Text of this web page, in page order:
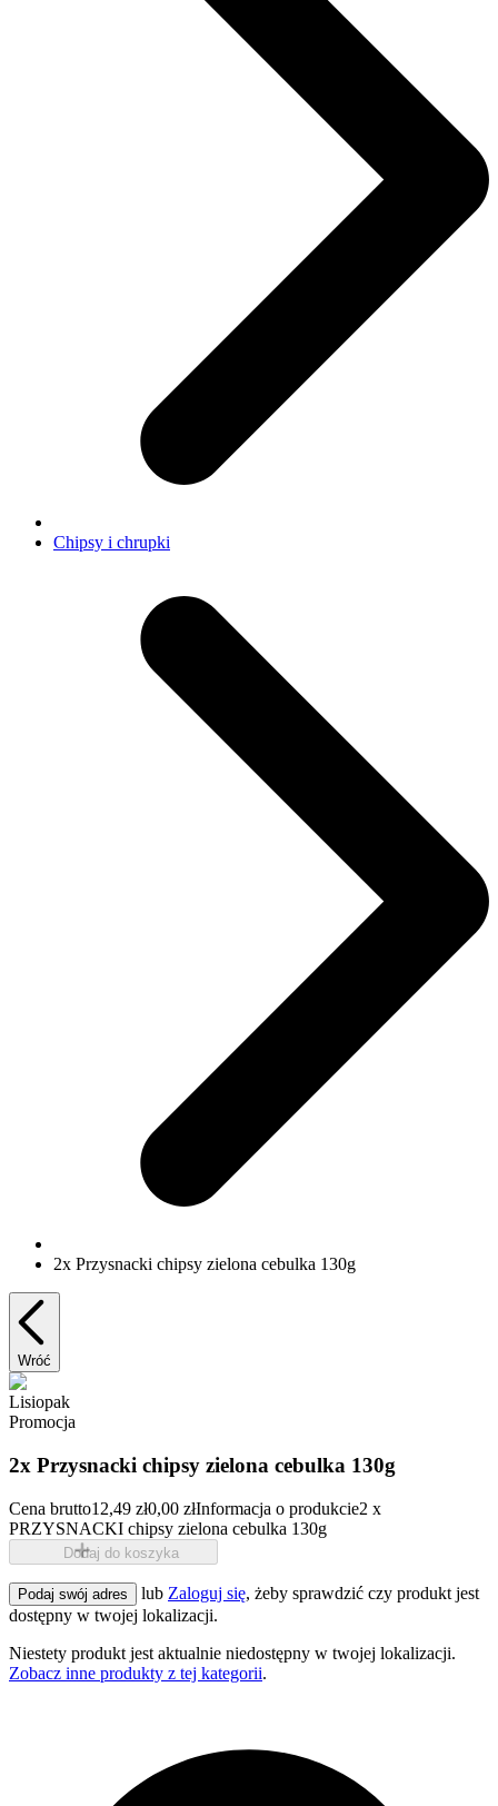
Chipsy i chrupki
2x Przysnacki chipsy zielona cebulka 130g
Wróć
Lisiopak
Promocja
2x Przysnacki chipsy zielona cebulka 130g
Cena brutto12,49 zł0,00 złInformacja o produkcie2 x
PRZYSNACKI chipsy zielona cebulka 130g
Dodaj do koszyka
Podaj swój adres lub Zaloguj się, żeby sprawdzić czy produkt jest
dostępny w twojej lokalizacji.
Niestety produkt jest aktualnie niedostępny w twojej lokalizacji.
Zobacz inne produkty z tej kategorii.